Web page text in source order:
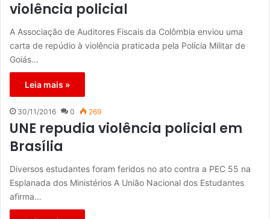
violência policial
A Associação de Auditores Fiscais da Colômbia enviou uma
carta de repúdio à violência praticada pela Polícia Militar de
Goiás…
Leia mais »
30/11/2016 0 269
UNE repudia violência policial em
Brasília
Diversos estudantes foram feridos no ato contra a PEC 55 na
Esplanada dos Ministérios A União Nacional dos Estudantes
afirma…